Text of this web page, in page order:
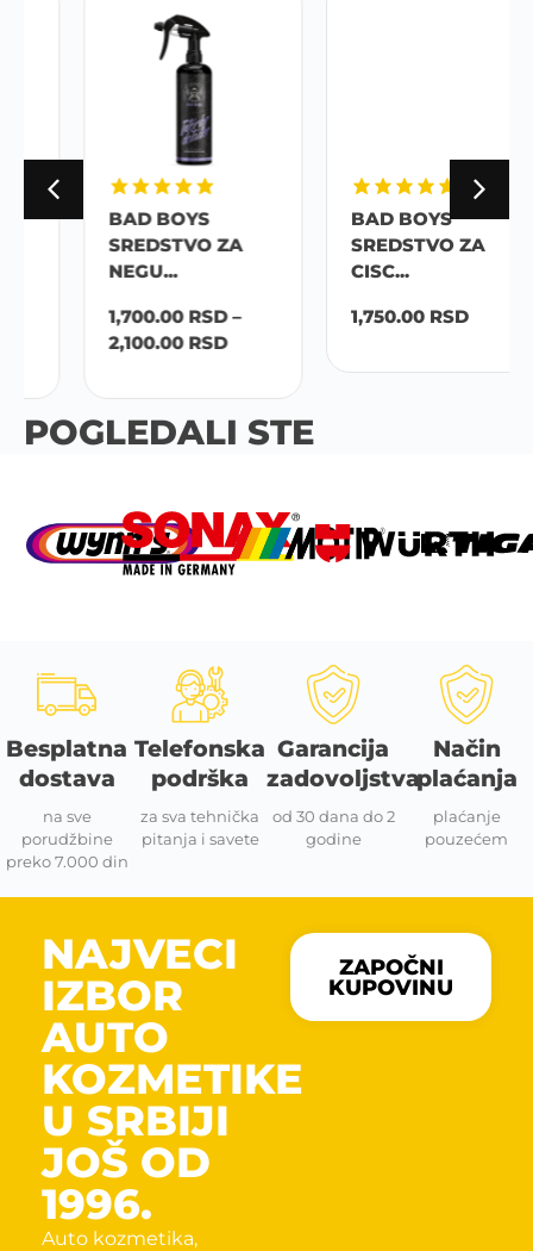
BAD BOYS
SREDSTVO ZA
NEGU...
1,700.00RSD –
2,100.00RSD
BAD BOYS
SREDSTVO ZA
CISC...
1,750.00RSD
POGLEDALI STE
Besplatna
dostava
na sve
porudžbine
preko 7.000 din
Telefonska
podrška
za sva tehnička
pitanja i savete
Garancija
zadovoljstva
od 30 dana do 2
godine
Način
plaćanja
plaćanje
pouzećem
NAJVECI
IZBOR
AUTO
KOZMETIKE
U SRBIJI
JOŠ OD
1996.
Auto kozmetika,
ZAPOČNI
KUPOVINU